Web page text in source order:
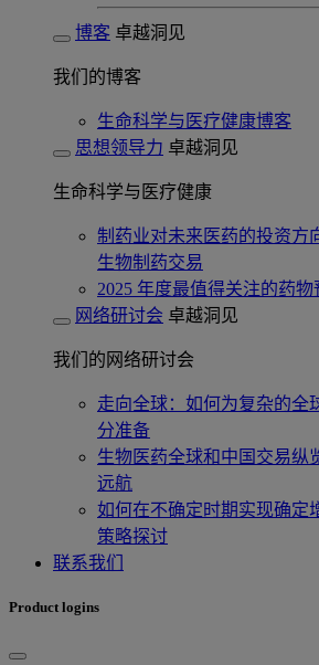
博客 卓越洞见
我们的博客
生命科学与医疗健康博客
思想领导力 卓越洞见
生命科学与医疗健康
制药业对未来医药的投资方
生物制药交易
2025 年度最值得关注的药物
网络研讨会 卓越洞见
我们的网络研讨会
走向全球：如何为复杂的全
分准备
生物医药全球和中国交易
远航
如何在不确定时期实现确
策略探讨
联系我们
Product logins